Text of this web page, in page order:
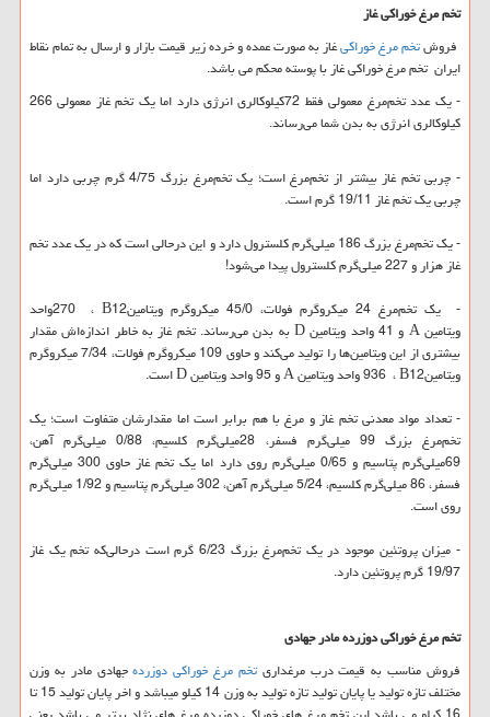
تخم مرغ خوراکی غاز
فروشتخم مرغ خوراکیغاز به صورت عمده و خرده زیر قیمت بازار و ارسال به تمام نقاط
ایران تخم مرغ خوراکی غاز با پوسته محکم می باشد.
- یک عدد تخم‌مرغ معمولی فقط 72کیلوکالری انرژی دارد اما یک تخم غاز معمولی 266
کیلوکالری انرژی به بدن شما می‌رساند.
- چربی تخم غاز بیشتر از تخم‌مرغ است؛ یک تخم‌مرغ بزرگ 4/75 گرم چربی دارد اما
چربی یک تخم غاز 19/11 گرم است.
- یک تخم‌مرغ بزرگ 186 میلی‌گرم کلسترول دارد و این درحالی است که در یک عدد تخم
غاز هزار و 227 میلی‌گرم کلسترول پیدا می‌شود
!
- یک تخم‌مرغ 24 میکروگرم فولات، 45/0 میکروگرم ویتامین
B12، 270واحد
ویتامینA و 41 واحد ویتامین Dبه بدن می‌رساند. تخم غاز به خاطر اندازه‌اش مقدار
بیشتری از این ویتامین‌ها را تولید می‌کند و حاوی 109 میکروگرم فولات، 7/34 میکروگرم
ویتامینB12، 936واحد ویتامینAو 95 واحد ویتامین Dاست.
- تعداد مواد معدنی تخم غاز و مرغ با هم برابر است اما مقدارشان متفاوت است؛ یک
تخم‌مرغ بزرگ 99 میلی‌گرم فسفر، 28میلی‌گرم کلسیم، 0/88 میلی‌گرم آهن،
69میلی‌گرم پتاسیم و 0/65 میلی‌گرم روی دارد اما یک تخم غاز حاوی 300 میلی‌گرم
فسفر، 86 میلی‌گرم کلسیم، 5/24 میلی‌گرم آهن، 302 میلی‌گرم پتاسیم و 1/92 میلی‌گرم
روی است.
- میزان پروتئین موجود در یک تخم‌مرغ بزرگ 6/23 گرم است درحالی‌که تخم یک غاز
19/97 گرم پروتئین دارد
.
تخم مرغ خوراکی دوزرده مادر جهادی
فروش مناسب به قیمت درب مرغداریتخم مرغ خوراکی دوزردهجهادی مادر به وزن
مختلف تازه تولید یا پایان تولید تازه تولید به وزن 14 کیلو میباشد و اخر پایان تولید 15 تا